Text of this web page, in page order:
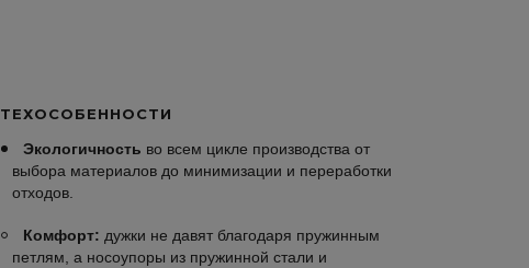
ТЕХОСОБЕННОСТИ
Экологичность во всем цикле производства от
выбора материалов до минимизации и переработки
отходов.
Комфорт: дужки не давят благодаря пружинным
петлям, а носоупоры из пружинной стали и